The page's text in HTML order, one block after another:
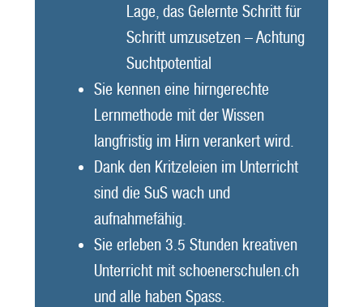
Lage, das Gelernte Schritt für
Schritt umzusetzen – Achtung
Suchtpotential
Sie kennen eine hirngerechte
Lernmethode mit der Wissen
langfristig im Hirn verankert wird.
Dank den Kritzeleien im Unterricht
sind die SuS wach und
aufnahmefähig.
Sie erleben 3.5 Stunden kreativen
Unterricht mit schoenerschulen.ch
und alle haben Spass.